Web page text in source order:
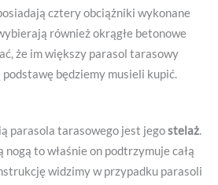
cztery obciążniki wykonane
również okrągłe betonowe
że im większy parasol tarasowy
będziemy musieli kupić.
parasola tarasowego jest jegostelaż.
to właśnie on podtrzymuje całą
widzimy w przypadku parasoli